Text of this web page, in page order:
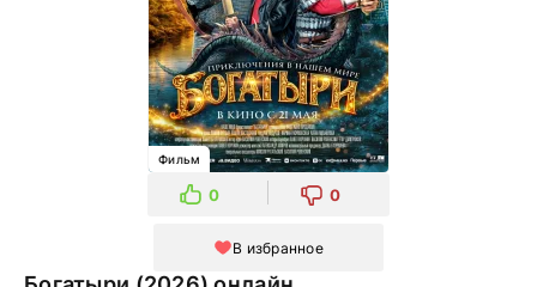
Фильм
0 0
В избранное